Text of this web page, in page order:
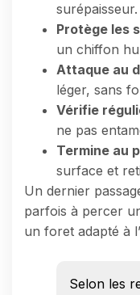
surépaisseur.
Protège les
un chiffon
Attaque au
léger, sans
Vérifie
ne pas
Termine au
surface et
Un dernier
parfois à percer
un foret adapté à
Selon les